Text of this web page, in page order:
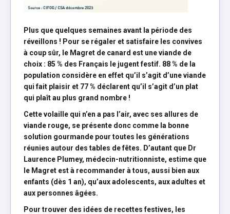
Plus que quelques semaines avant la période des
réveillons ! Pour se régaler et satisfaire les convives
à coup sûr, le Magret de canard est une viande de
choix : 85 % des Français le jugent festif. 88 % de la
population considère en effet qu’il s’agit d’une viande
qui fait plaisir et 77 % déclarent qu’il s’agit d’un plat
qui plaît au plus grand nombre !
Cette volaille qui n’en a pas l’air, avec ses allures de
viande rouge, se présente donc comme la bonne
solution gourmande pour toutes les générations
réunies autour des tables de fêtes. D’autant que Dr
Laurence Plumey, médecin-nutritionniste, estime que
le Magret est à recommander à tous, aussi bien aux
enfants (dès 1 an), qu’aux adolescents, aux adultes et
aux personnes âgées.
Pour trouver des idées de recettes festives, les